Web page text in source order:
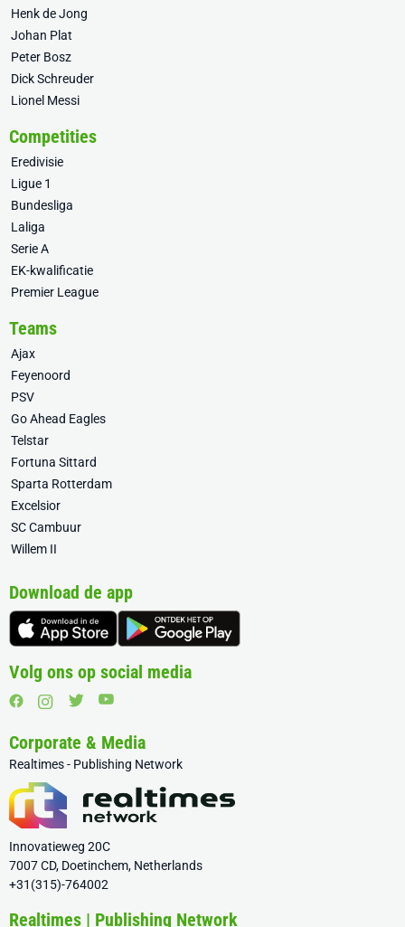
Henk de Jong
Johan Plat
Peter Bosz
Dick Schreuder
Lionel Messi
Competities
Eredivisie
Ligue 1
Bundesliga
Laliga
Serie A
EK-kwalificatie
Premier League
Teams
Ajax
Feyenoord
PSV
Go Ahead Eagles
Telstar
Fortuna Sittard
Sparta Rotterdam
Excelsior
SC Cambuur
Willem II
Download de app
Volg ons op social media
Corporate & Media
Realtimes - Publishing Network
Innovatieweg 20C
7007 CD, Doetinchem, Netherlands
+31(315)-764002
Realtimes | Publishing Network